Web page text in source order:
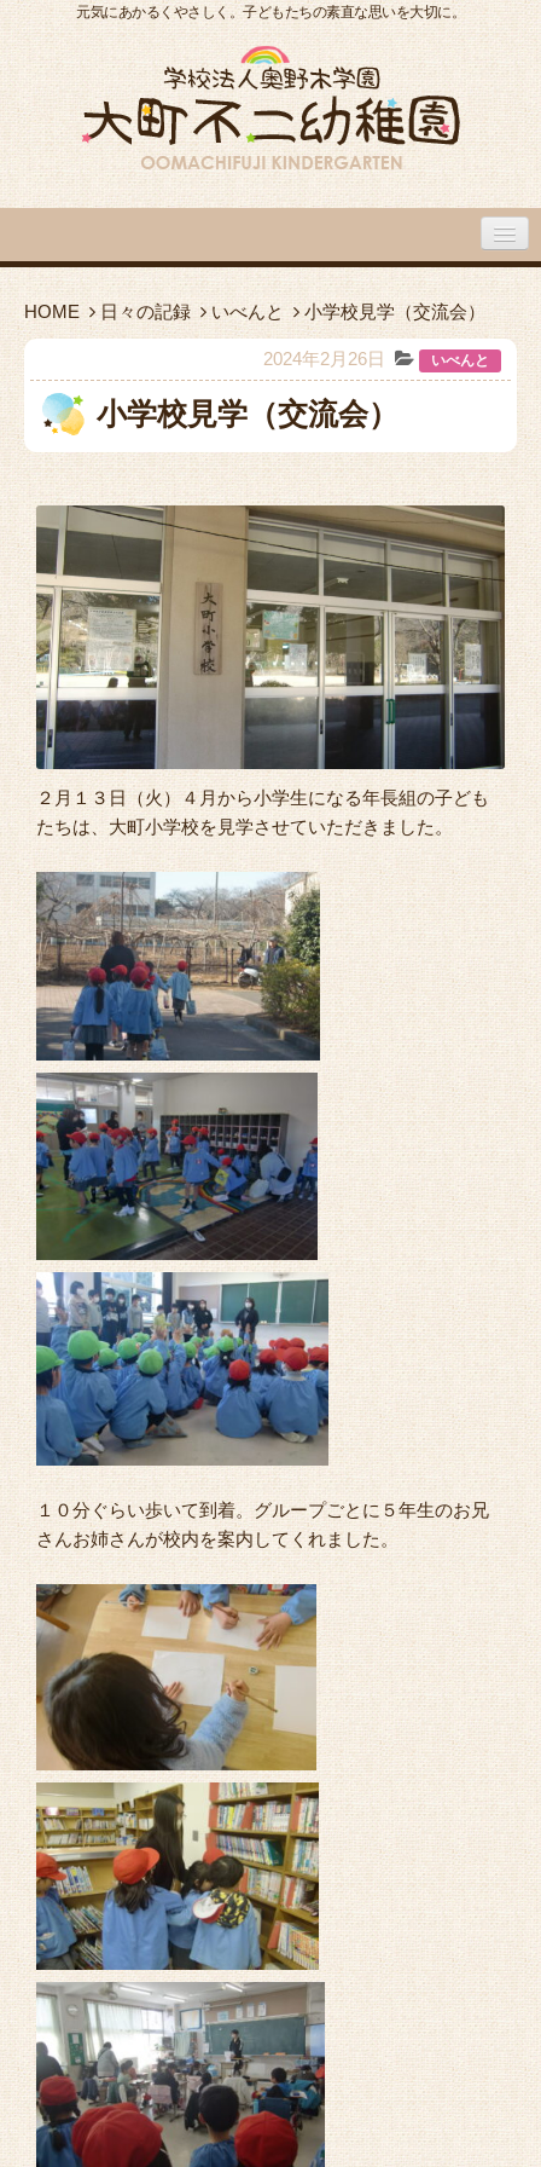
元気にあかるくやさしく。子どもたちの素直な思いを大切に。
大町不二幼稚園について
大町不二幼稚園の１日
入園のご案内
園内施設・アクセス
よくあるご質問
HOME 日々の記録 いべんと 小学校見学（交流会）
2024年2月26日 いべんと
小学校見学（交流会）
２月１３日（火）４月から小学生になる年長組の子ども
たちは、大町小学校を見学させていただきました。
１０分ぐらい歩いて到着。グループごとに５年生のお兄
さんお姉さんが校内を案内してくれました。